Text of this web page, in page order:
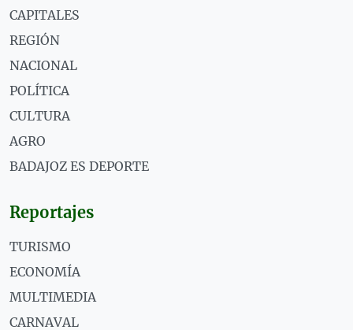
CAPITALES
REGIÓN
NACIONAL
POLÍTICA
CULTURA
AGRO
BADAJOZ ES DEPORTE
Reportajes
TURISMO
ECONOMÍA
MULTIMEDIA
CARNAVAL